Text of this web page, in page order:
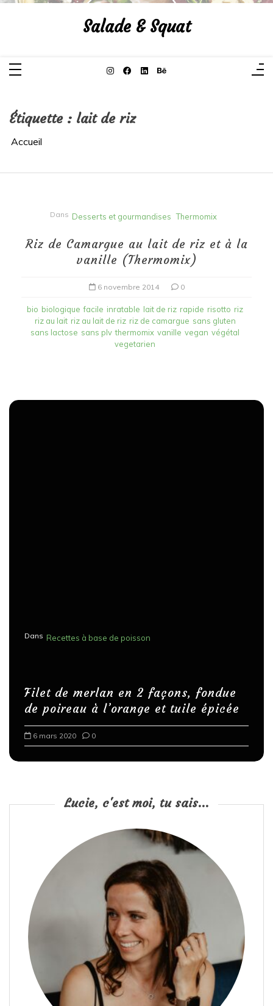
Aller
Salade & Squat
Étiquette : lait de riz
Accueil
Dans Desserts et gourmandises Thermomix
Riz de Camargue au lait de riz et à la
vanille (Thermomix)
6 novembre 2014 0
bio biologique facile inratable lait de riz rapide risotto riz
riz au lait riz au lait de riz riz de camargue sans gluten
sans lactose sans plv thermomix vanille vegan végétal
vegetarien
Dans Recettes à base de poisson
Filet de merlan en 2 façons, fondue
de poireau à l’orange et tuile épicée
6 mars 2020 0
Lucie, c'est moi, tu sais...